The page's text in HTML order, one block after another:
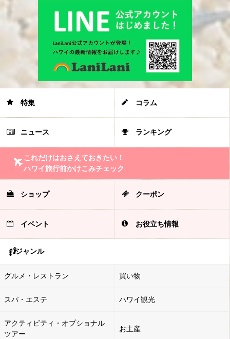
特集 コラム
ニュース ランキング
これだけはおさえておきたい！
ハワイ旅行前かけこみチェック
ショップ クーポン
イベント お役立ち情報
ジャンル
グルメ・レストラン 買い物
スパ・エステ ハワイ観光
アクティビティ・オプショナル
ツアー
お土産